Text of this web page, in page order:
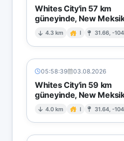
Whites City'in 57 km
güneyinde, New
4.3 km I 31.66, -
05:58:39 03.08.2026
Whites City'in 59 km
güneyinde, New
4.0 km I 31.64, -